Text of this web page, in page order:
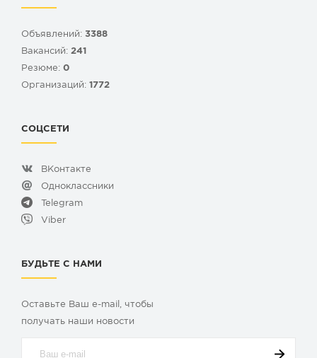
Объявлений: 3388
Вакансий: 241
Резюме: 0
Организаций: 1772
СОЦСЕТИ
ВКонтакте
Одноклассники
Telegram
Viber
БУДЬТЕ С НАМИ
Оставьте Ваш e-mail, чтобы
получать наши новости